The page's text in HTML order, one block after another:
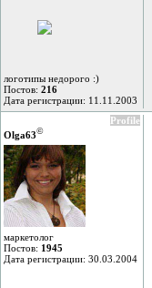
логотипы недорого :)
Постов: 216
Дата регистрации: 11.11.2003
Profile
Olga63©
маркетолог
Постов: 1945
Дата регистрации: 30.03.2004